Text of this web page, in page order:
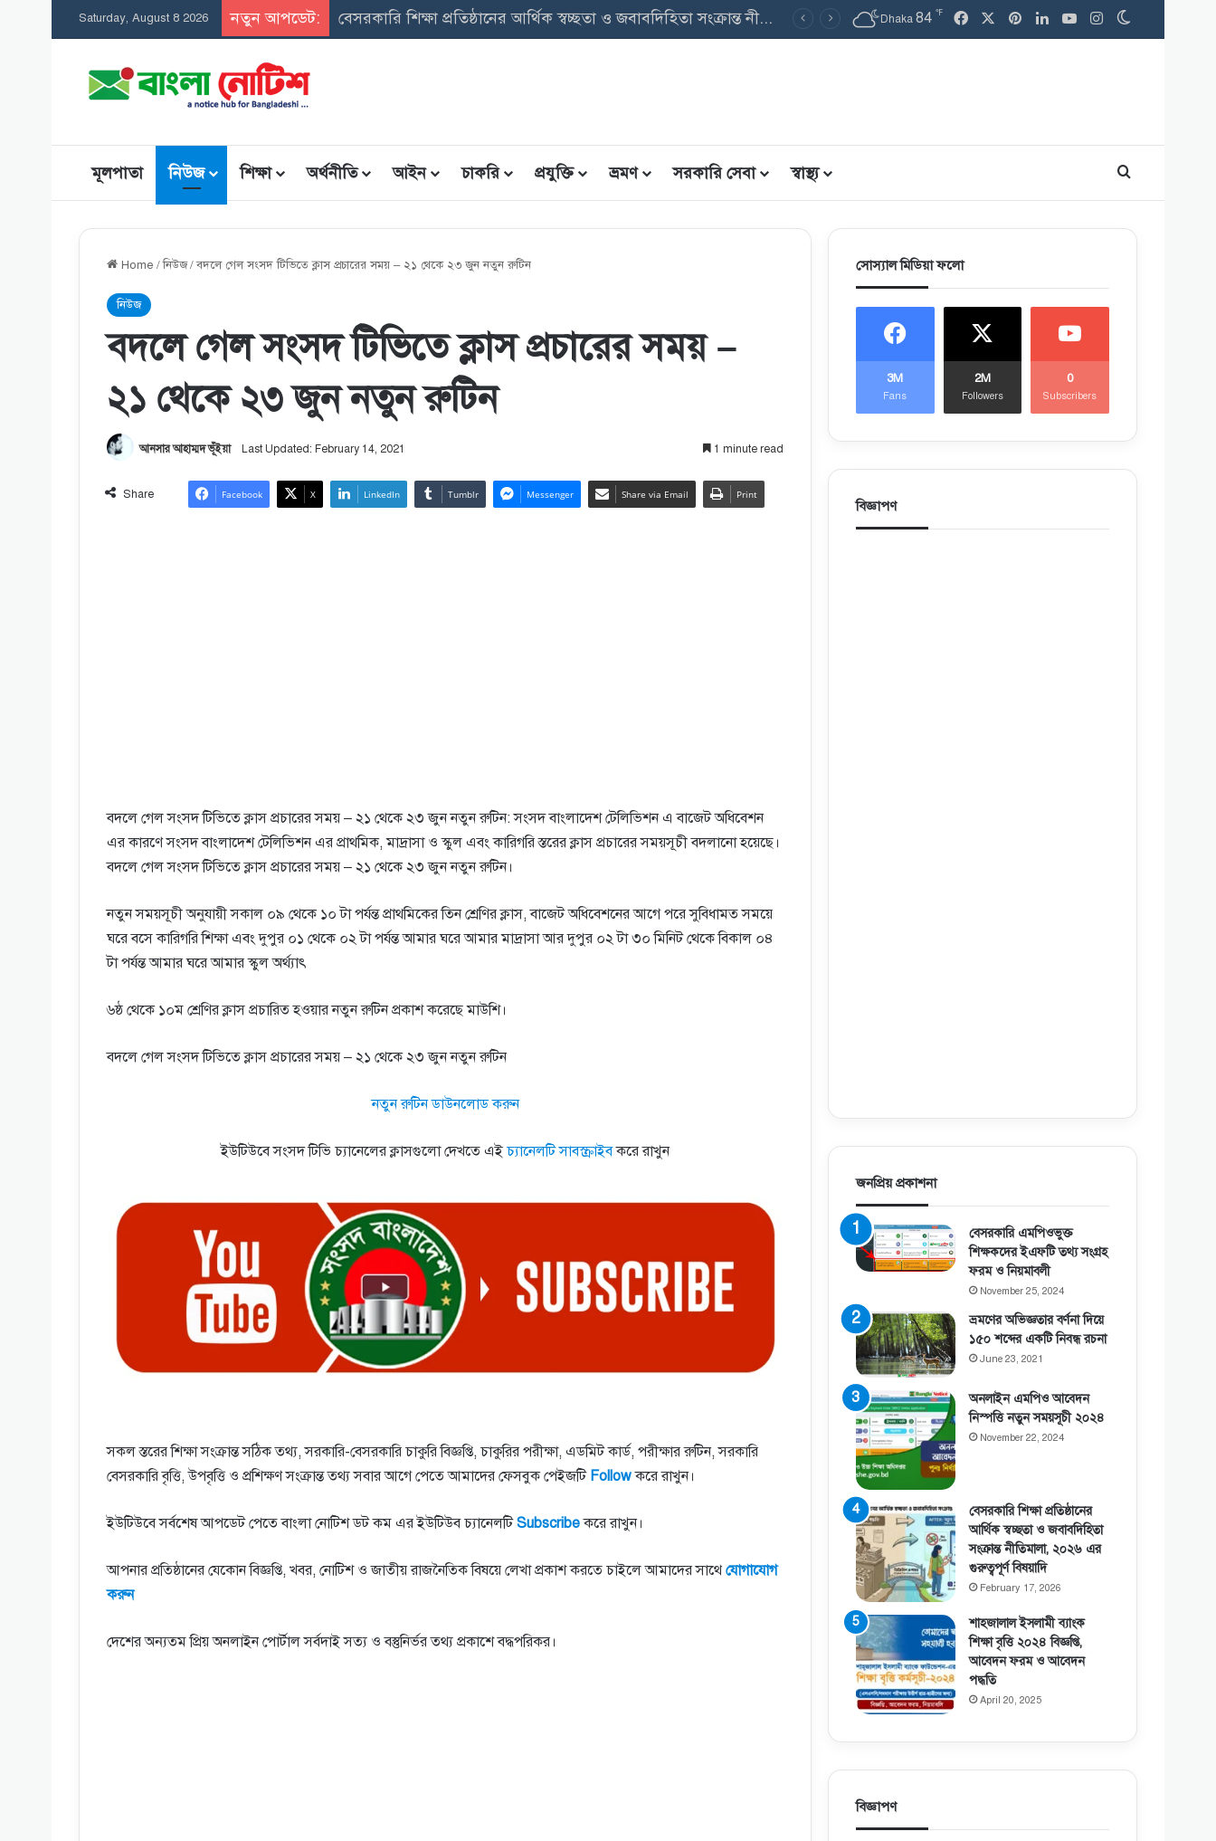
Saturday, August 8 2026 নতুন আপডেট: সমন্বিত উপবৃত্তি তথ্য ফরম: শিক্ষার্থীদের তথ্য এন্ট্রি ফরম PDF ডাউনলোড Dhaka 84 ℉ FacebookPinterest
LinkedInYouTubeInstagram
মূলপাতা নিউজ শিক্ষা অর্থনীতি আইন চাকরি প্রযুক্তি ভ্রমণ সরকারি সেবা স্বাস্থ্য Search for
Home /নিউজ/বদলে গেল সংসদ টিভিতে ক্লাস প্রচারের সময় – ২১ থেকে ২৩ জুন নতুন রুটিন
নিউজ
বদলে গেল সংসদ টিভিতে ক্লাস প্রচারের সময় –
২১ থেকে ২৩ জুন নতুন রুটিন
আনসার আহাম্মদ ভূঁইয়া Last Updated: February 14, 2021 1 minute read
Share Facebook X LinkedIn Tumblr Messenger Share via Email Print
বদলে গেল সংসদ টিভিতে ক্লাস প্রচারের সময় – ২১ থেকে ২৩ জুন নতুন রুটিন: সংসদ বাংলাদেশ টেলিভিশন এ বাজেট অধিবেশন
এর কারণে সংসদ বাংলাদেশ টেলিভিশন এর প্রাথমিক, মাদ্রাসা ও স্কুল এবং কারিগরি স্তরের ক্লাস প্রচারের সময়সূচী বদলানো হয়েছে।
বদলে গেল সংসদ টিভিতে ক্লাস প্রচারের সময় – ২১ থেকে ২৩ জুন নতুন রুটিন।
নতুন সময়সূচী অনুযায়ী সকাল ০৯ থেকে ১০ টা পর্যন্ত প্রাথমিকের তিন শ্রেণির ক্লাস, বাজেট অধিবেশনের আগে পরে সুবিধামত সময়ে
ঘরে বসে কারিগরি শিক্ষা এবং দুপুর ০১ থেকে ০২ টা পর্যন্ত আমার ঘরে আমার মাদ্রাসা আর দুপুর ০২ টা ৩০ মিনিট থেকে বিকাল ০৪
টা পর্যন্ত আমার ঘরে আমার স্কুল অর্থ্যাৎ
৬ষ্ঠ থেকে ১০ম শ্রেণির ক্লাস প্রচারিত হওয়ার নতুন রুটিন প্রকাশ করেছে মাউশি।
বদলে গেল সংসদ টিভিতে ক্লাস প্রচারের সময় – ২১ থেকে ২৩ জুন নতুন রুটিন
নতুন রুটিন ডাউনলোড করুন
ইউটিউবে সংসদ টিভি চ্যানেলের ক্লাসগুলো দেখতে এইচ্যানেলটি সাবস্ক্রাইবকরে রাখুন
সকল স্তরের শিক্ষা সংক্রান্ত সঠিক তথ্য, সরকারি-বেসরকারি চাকুরি বিজ্ঞপ্তি, চাকুরির পরীক্ষা, এডমিট কার্ড, পরীক্ষার রুটিন, সরকারি
বেসরকারি বৃত্তি, উপবৃত্তি ও প্রশিক্ষণ সংক্রান্ত তথ্য সবার আগে পেতে আমাদের ফেসবুক পেইজটি Followকরে রাখুন।
ইউটিউবে সর্বশেষ আপডেট পেতে বাংলা নোটিশ ডট কম এর ইউটিউব চ্যানেলটিSubscribeকরে রাখুন।
আপনার প্রতিষ্ঠানের যেকোন বিজ্ঞপ্তি, খবর, নোটিশ ও জাতীয় রাজনৈতিক বিষয়ে লেখা প্রকাশ করতে চাইলে আমাদের সাথে যোগাযোগ
করুন
দেশের অন্যতম প্রিয় অনলাইন পোর্টাল সর্বদাই সত্য ও বস্তুনির্ভর তথ্য প্রকাশে বদ্ধপরিকর।
সোস্যাল মিডিয়া ফলো
3M
Fans
2M
Followers
0
Subscribers
বিজ্ঞাপণ
জনপ্রিয় প্রকাশনা
বেসরকারি এমপিওভুক্ত
শিক্ষকদের ইএফটি তথ্য সংগ্রহ
ফরম ও নিয়মাবলী
November 25, 2024
ভ্রমণের অভিজ্ঞতার বর্ণনা দিয়ে
১৫০ শব্দের একটি নিবন্ধ রচনা
June 23, 2021
অনলাইন এমপিও আবেদন
নিস্পত্তি নতুন সময়সূচী ২০২৪
November 22, 2024
বেসরকারি শিক্ষা প্রতিষ্ঠানের
আর্থিক স্বচ্ছতা ও জবাবদিহিতা
সংক্রান্ত নীতিমালা, ২০২৬ এর
গুরুত্বপূর্ণ বিষয়াদি
February 17, 2026
শাহজালাল ইসলামী ব্যাংক
শিক্ষা বৃত্তি ২০২৪ বিজ্ঞপ্তি,
আবেদন ফরম ও আবেদন
পদ্ধতি
April 20, 2025
বিজ্ঞাপণ